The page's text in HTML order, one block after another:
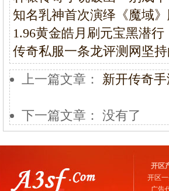
知名乳神首次演绎《魔域》
1.96黄金皓月刷元宝黑潜行
传奇私服一条龙评测网坚
上一篇文章： 新开传奇
下一篇文章： 没有了
开区
开区
广告